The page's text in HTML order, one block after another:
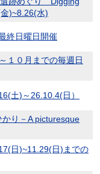
)~8.26(水)
終日曜日開催
１０月までの毎週日
土)～26.10.4(日）
り－A picturesque
日)~11.29(日)までの